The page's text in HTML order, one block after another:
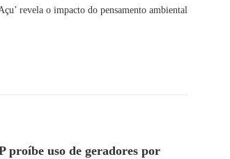
revela o impacto do pensamento ambiental
proíbe uso de geradores por